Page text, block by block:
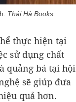
Thái Hà Books.
thực hiện tại
sử dụng chất
quảng bá tại hội
sẽ giúp đưa
quả hơn.